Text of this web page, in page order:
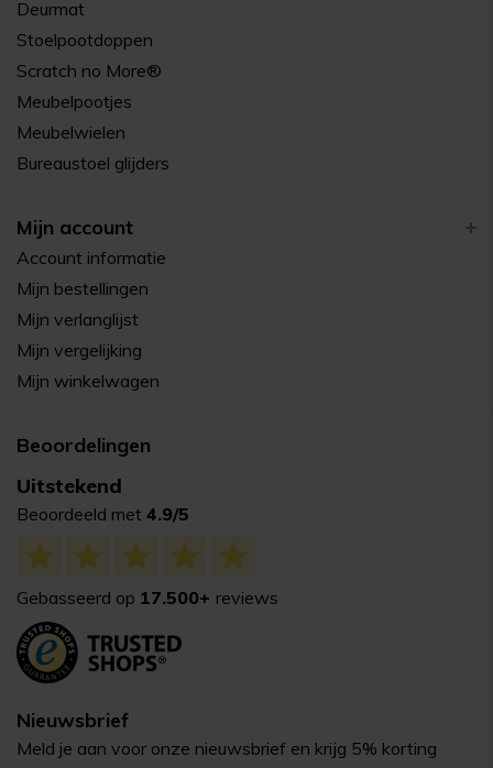
Deurmat
Stoelpootdoppen
Scratch no More®
Meubelpootjes
Meubelwielen
Bureaustoel glijders
Mijn account
Account informatie
Mijn bestellingen
Mijn verlanglijst
Mijn vergelijking
Mijn winkelwagen
Beoordelingen
Uitstekend
Beoordeeld met 4.9/5
Gebasseerd op 17.500+ reviews
Nieuwsbrief
Meld je aan voor onze nieuwsbrief en krijg 5% korting